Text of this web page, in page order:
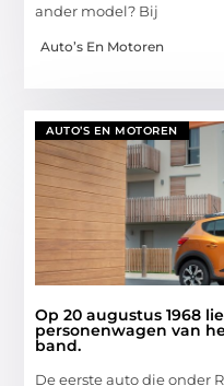
ander model? Bij
Auto’s En Motoren
AUTO’S EN MOTOREN
Op 20 augustus 1968
personenwagen van
band.
De eerste auto die onder